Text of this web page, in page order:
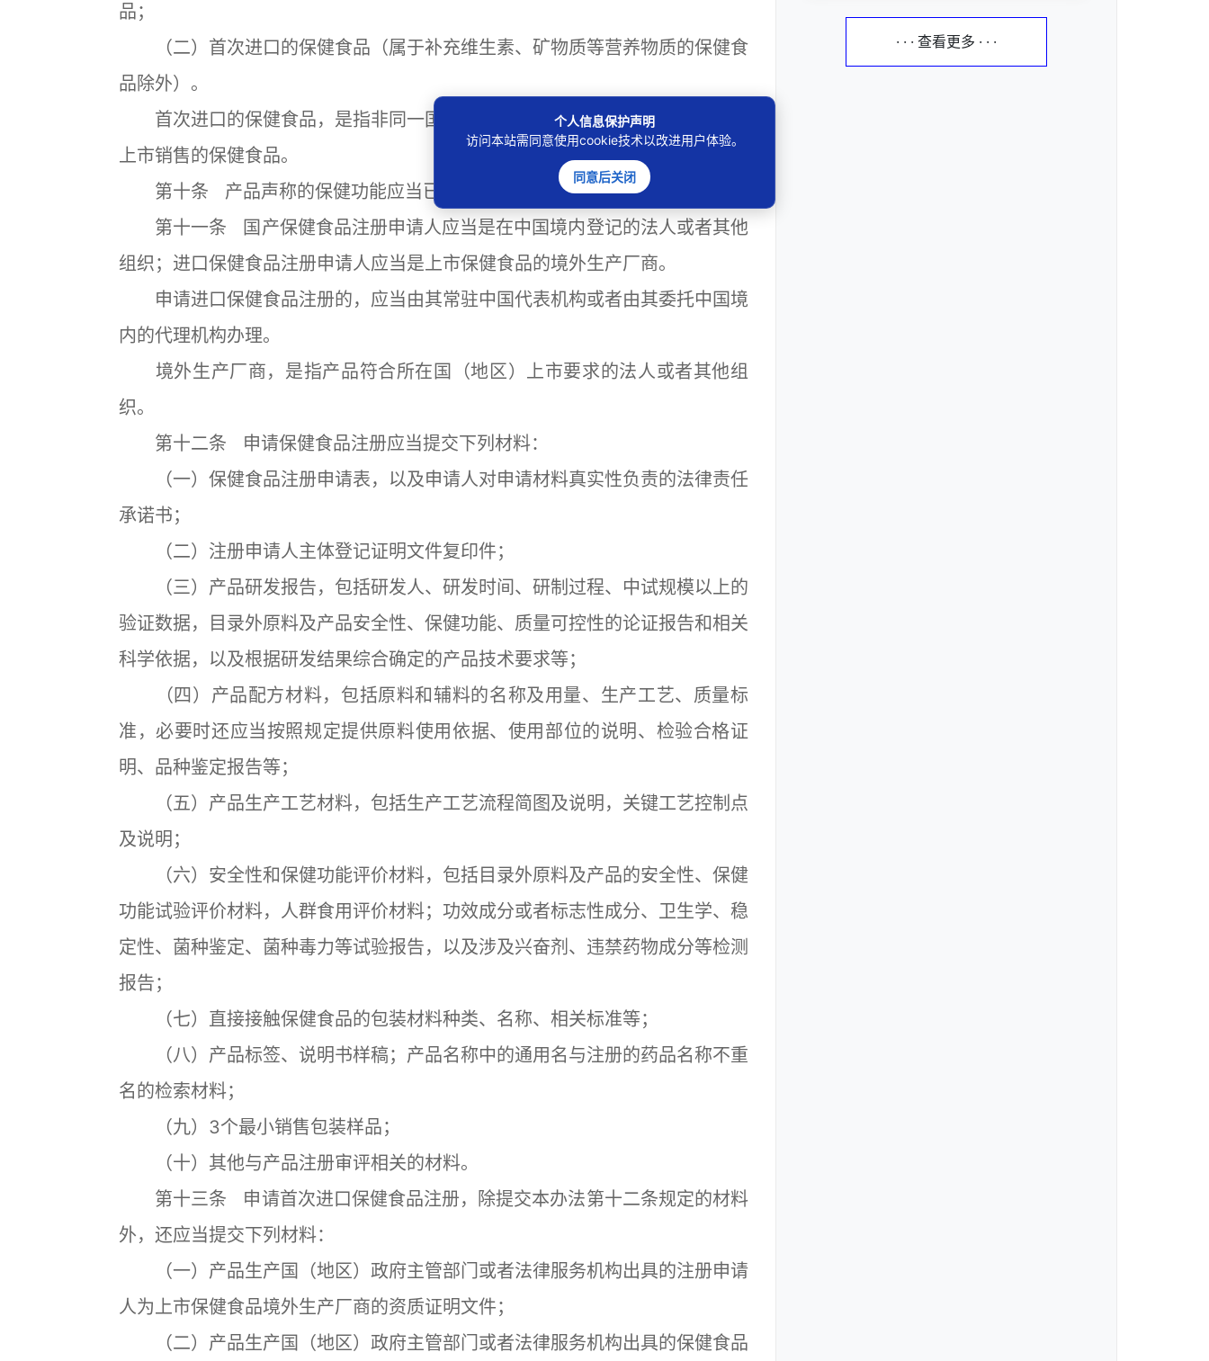
品；
（二）首次进口的保健食品（属于补充维生素、矿物质等营养物质的保健食
品除外）。
首次进口的保健食品，是指非同一国家、同一企业、同一配方申请中国境内
上市销售的保健食品。
第十条 产品声称的保健功能应当已经列入保健食品功能目录。
第十一条 国产保健食品注册申请人应当是在中国境内登记的法人或者其他
组织；进口保健食品注册申请人应当是上市保健食品的境外生产厂商。
申请进口保健食品注册的，应当由其常驻中国代表机构或者由其委托中国境
内的代理机构办理。
境外生产厂商，是指产品符合所在国（地区）上市要求的法人或者其他组
织。
第十二条 申请保健食品注册应当提交下列材料：
（一）保健食品注册申请表，以及申请人对申请材料真实性负责的法律责任
承诺书；
（二）注册申请人主体登记证明文件复印件；
（三）产品研发报告，包括研发人、研发时间、研制过程、中试规模以上的
验证数据，目录外原料及产品安全性、保健功能、质量可控性的论证报告和相关
科学依据，以及根据研发结果综合确定的产品技术要求等；
（四）产品配方材料，包括原料和辅料的名称及用量、生产工艺、质量标
准，必要时还应当按照规定提供原料使用依据、使用部位的说明、检验合格证
明、品种鉴定报告等；
（五）产品生产工艺材料，包括生产工艺流程简图及说明，关键工艺控制点
及说明；
（六）安全性和保健功能评价材料，包括目录外原料及产品的安全性、保健
功能试验评价材料，人群食用评价材料；功效成分或者标志性成分、卫生学、稳
定性、菌种鉴定、菌种毒力等试验报告，以及涉及兴奋剂、违禁药物成分等检测
报告；
（七）直接接触保健食品的包装材料种类、名称、相关标准等；
（八）产品标签、说明书样稿；产品名称中的通用名与注册的药品名称不重
名的检索材料；
（九）3个最小销售包装样品；
（十）其他与产品注册审评相关的材料。
第十三条 申请首次进口保健食品注册，除提交本办法第十二条规定的材料
外，还应当提交下列材料：
（一）产品生产国（地区）政府主管部门或者法律服务机构出具的注册申请
人为上市保健食品境外生产厂商的资质证明文件；
（二）产品生产国（地区）政府主管部门或者法律服务机构出具的保健食品
· · · 查看更多 · · ·
个人信息保护声明
访问本站需同意使用cookie技术以改进用户体验。
同意后关闭